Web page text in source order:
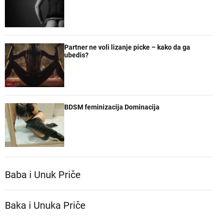
Partner ne voli lizanje picke – kako da ga
ubedis?
BDSM feminizacija Dominacija
Baba i Unuk Priče
Baka i Unuka Pričе